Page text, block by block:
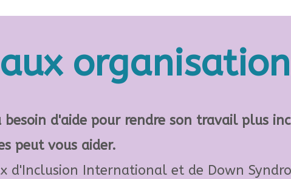
d'aide pour rendre son travail plus
peut vous aider.
d'Inclusion International et de Down